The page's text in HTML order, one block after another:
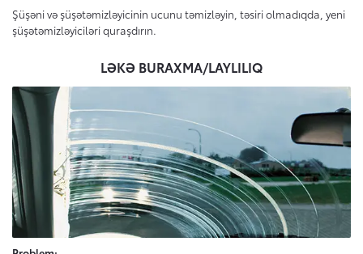
Şüşəni və şüşətəmizləyicinin ucunu təmizləyin, təsiri olmadıqda, yeni
şüşətəmizləyiciləri quraşdırın.
LƏKƏ BURAXMA/LAYLILIQ